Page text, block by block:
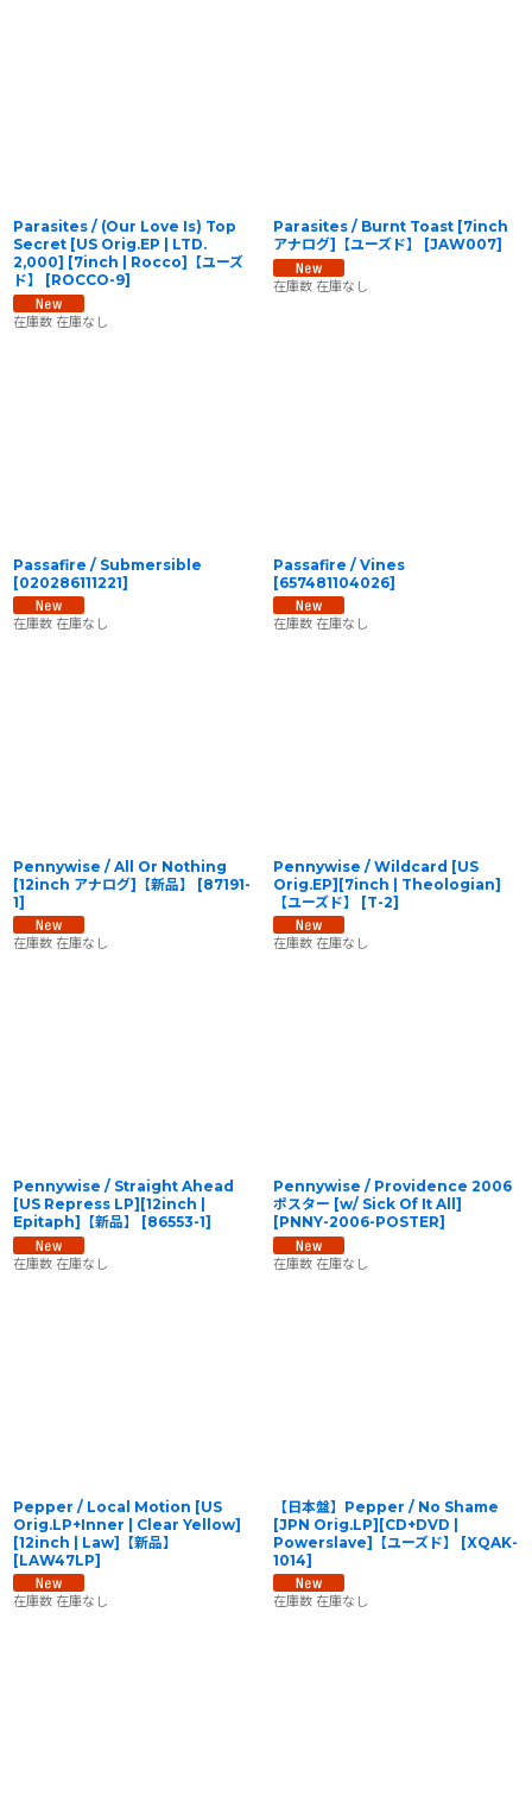
Parasites / (Our Love Is) Top
Secret [US Orig.EP | LTD.
2,000] [7inch | Rocco]【ユーズ
ド】
[ROCCO-9]
在庫数 在庫なし
Parasites / Burnt Toast [7inch
アナログ]【ユーズド】
[JAW007]
在庫数 在庫なし
Passafire / Submersible
[020286111221]
在庫数 在庫なし
Passafire / Vines
[657481104026]
在庫数 在庫なし
Pennywise / All Or Nothing
[12inch アナログ]【新品】
[87191-
1]
在庫数 在庫なし
Pennywise / Wildcard [US
Orig.EP][7inch | Theologian]
【ユーズド】
[T-2]
在庫数 在庫なし
Pennywise / Straight Ahead
[US Repress LP][12inch |
Epitaph]【新品】
[86553-1]
在庫数 在庫なし
Pennywise / Providence 2006
ポスター [w/ Sick Of It All]
[PNNY-2006-POSTER]
在庫数 在庫なし
Pepper / Local Motion [US
Orig.LP+Inner | Clear Yellow]
[12inch | Law]【新品】
[LAW47LP]
在庫数 在庫なし
【日本盤】Pepper / No Shame
[JPN Orig.LP][CD+DVD |
Powerslave]【ユーズド】
[XQAK-
1014]
在庫数 在庫なし